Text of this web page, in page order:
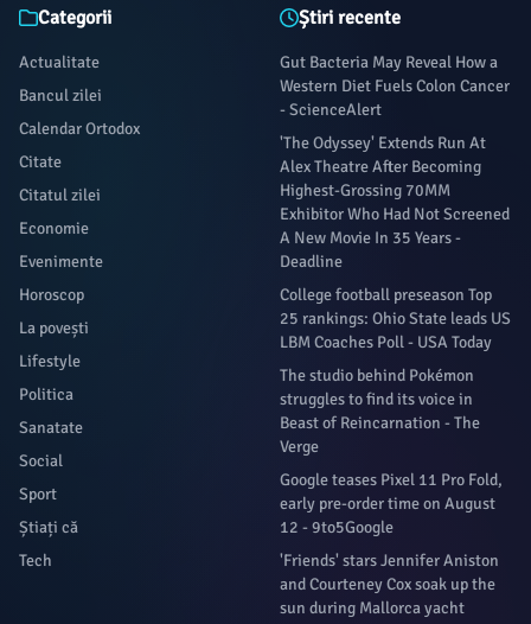
Categorii
Actualitate
Bancul zilei
Calendar Ortodox
Citate
Citatul zilei
Economie
Evenimente
Horoscop
La povești
Lifestyle
Politica
Sanatate
Social
Sport
Știați că
Tech
Știri recente
Gut Bacteria May Reveal How a
Western Diet Fuels Colon Cancer
- ScienceAlert
'The Odyssey' Extends Run At
Alex Theatre After Becoming
Highest-Grossing 70MM
Exhibitor Who Had Not Screened
A New Movie In 35 Years -
Deadline
College football preseason Top
25 rankings: Ohio State leads US
LBM Coaches Poll - USA Today
The studio behind Pokémon
struggles to find its voice in
Beast of Reincarnation - The
Verge
Google teases Pixel 11 Pro Fold,
early pre-order time on August
12 - 9to5Google
'Friends' stars Jennifer Aniston
and Courteney Cox soak up the
sun during Mallorca yacht